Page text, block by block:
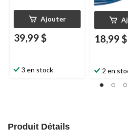
Ajouter
39,99 $
3 en stock
18,99 $
2 en
Produit Détails